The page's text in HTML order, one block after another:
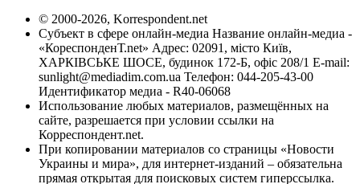
© 2000-2026, Korrespondent.net
Субъект в сфере онлайн-медиа Название онлайн-медиа -
«КореспонденТ.net» Адрес: 02091, місто Київ,
ХАРКІВСЬКЕ ШОСЕ, будинок 172-Б, офіс 208/1 E-mail:
sunlight@mediadim.com.ua Телефон: 044-205-43-00
Идентификатор медиа - R40-06068
Использование любых материалов, размещённых на
сайте, разрешается при условии ссылки на
Корреспондент.net.
При копировании материалов со страницы «Новости
Украины и мира», для интернет-изданий – обязательна
прямая открытая для поисковых систем гиперссылка.